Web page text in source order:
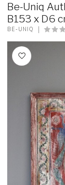
Be-Uniq
B153 x D6
BE-UNIQ